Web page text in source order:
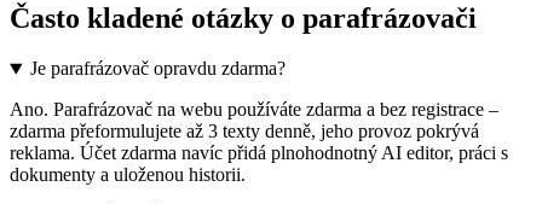
Často kladené otázky o parafrázovači
Je parafrázovač opravdu zdarma?
Ano. Parafrázovač na webu používáte zdarma a bez registrace –
zdarma přeformulujete až 3 texty denně, jeho provoz pokrývá
reklama. Účet zdarma navíc přidá plnohodnotný AI editor, práci s
dokumenty a uloženou historii.